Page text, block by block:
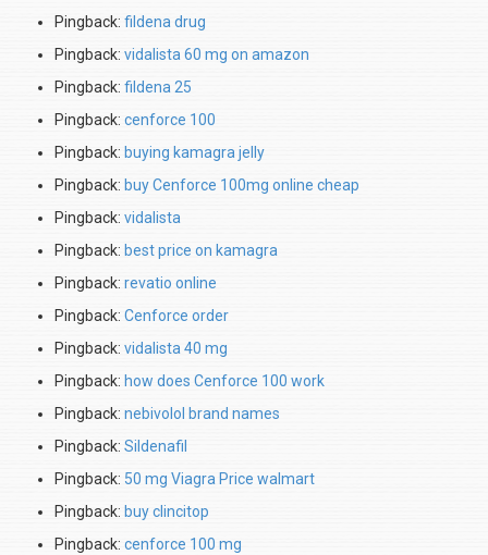
Pingback: fildena drug
Pingback: vidalista 60 mg on amazon
Pingback: fildena 25
Pingback: cenforce 100
Pingback: buying kamagra jelly
Pingback: buy Cenforce 100mg online cheap
Pingback: vidalista
Pingback: best price on kamagra
Pingback: revatio online
Pingback: Cenforce order
Pingback: vidalista 40 mg
Pingback: how does Cenforce 100 work
Pingback: nebivolol brand names
Pingback: Sildenafil
Pingback: 50 mg Viagra Price walmart
Pingback: buy clincitop
Pingback: cenforce 100 mg